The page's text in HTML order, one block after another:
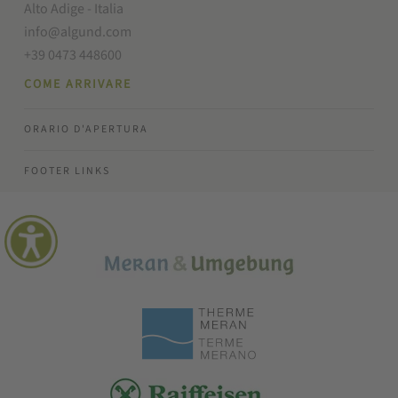
Alto Adige - Italia
info@algund.com
+39 0473 448600
COME ARRIVARE
ORARIO D'APERTURA
FOOTER LINKS